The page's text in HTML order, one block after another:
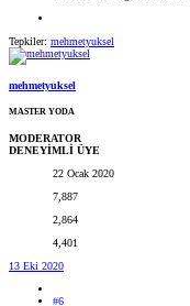
Tepkiler: mehmetyuksel
mehmetyuksel
MASTER YODA
MODERATOR
DENEYİMLİ ÜYE
22 Ocak 2020
7,887
2,864
4,401
13 Eki 2020
#6